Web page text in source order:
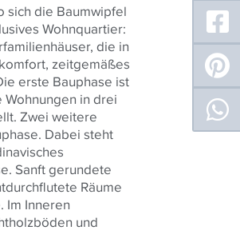
sich die Baumwipfel
Wohnquartier:
die in
zeitgemäßes
erste Bauphase ist
in drei
Zwei weitere
Dabei steht
Sanft gerundete
Räume
Im Inneren
und